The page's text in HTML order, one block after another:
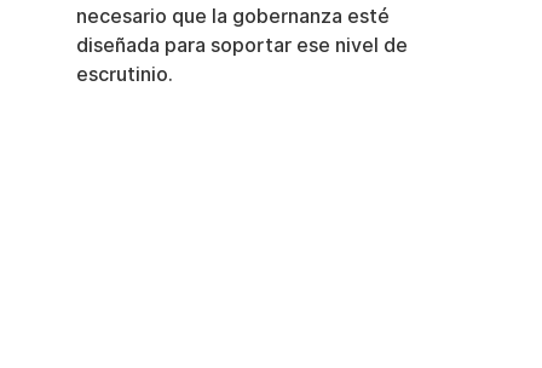
necesario que la gobernanza esté
diseñada para soportar ese nivel de
escrutinio.